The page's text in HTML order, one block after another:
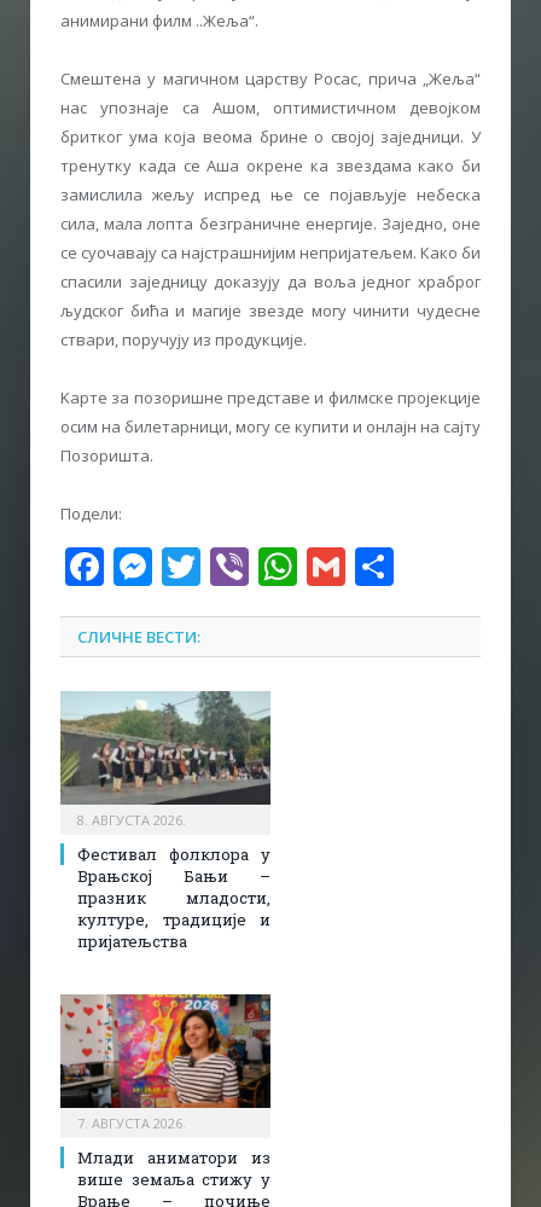
анимирани филм ..Жеља“.
Смештена у магичном царству Росас, прича „Жеља“
нас упознаје са Ашом, оптимистичном девојком
бритког ума која веома брине о својој заједници. У
тренутку када се Аша окрене ка звездама како би
замислила жељу испред ње се појављује небеска
сила, мала лопта безграничне енергије. Заједно, оне
се суочавају са најстрашнијим непријатељем. Како би
спасили заједницу доказују да воља једног храброг
људског бића и магије звезде могу чинити чудесне
ствари, поручују из продукције.
Kарте за позоришне представе и филмске пројекције
осим на билетарници, могу се купити и онлајн на сајту
Позоришта.
Подели:
Facebook
Messenger
Twitter
ViberWhatsApp
Gmail
СЛИЧНЕ ВЕСТИ:
8. АВГУСТА 2026.
Фестивал фолклора у
Врањској Бањи –
празник младости,
културе, традиције и
пријатељства
7. АВГУСТА 2026.
Млади аниматори из
више земаља стижу у
Врање – почиње